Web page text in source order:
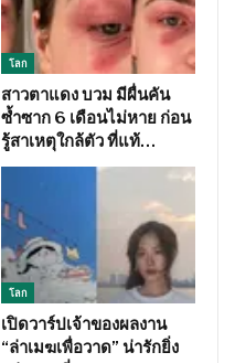
โลก
สาวตาแดง บวม มีผื่นคัน
ซ้ำซาก 6 เดือนไม่หาย ก่อน
รู้สาเหตุใกล้ตัว ที่แท้…
โลก
เปิดวาร์ปเจ้าของผลงาน
“ล่าเมฆเพื่อวาด” น่ารักยิ่ง